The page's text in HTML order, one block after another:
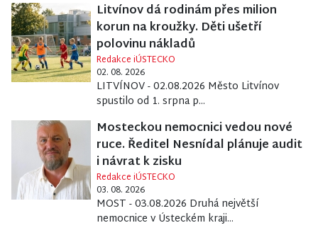
Litvínov dá rodinám přes milion
korun na kroužky. Děti ušetří
polovinu nákladů
Redakce iÚSTECKO
02. 08. 2026
LITVÍNOV - 02.08.2026 Město Litvínov
spustilo od 1. srpna p...
Mosteckou nemocnici vedou nové
ruce. Ředitel Nesnídal plánuje audit
i návrat k zisku
Redakce iÚSTECKO
03. 08. 2026
MOST - 03.08.2026 Druhá největší
nemocnice v Ústeckém kraji...